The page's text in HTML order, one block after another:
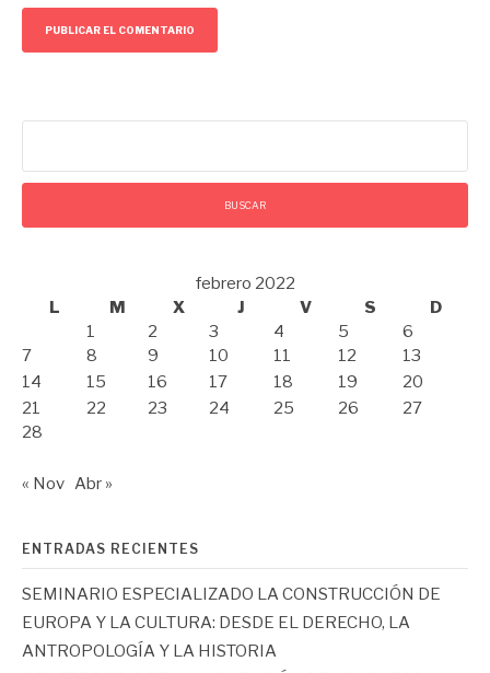
febrero 2022
L
M X J V S
D
1
2 3 4 5
6
7
8 9 10 11 12
13
14
15 16 17 18 19
20
21
22 23 24 25 26
27
28
« Nov Abr »
ENTRADAS RECIENTES
SEMINARIO ESPECIALIZADO LA CONSTRUCCIÓN DE
EUROPA Y LA CULTURA: DESDE EL DERECHO, LA
ANTROPOLOGÍA Y LA HISTORIA